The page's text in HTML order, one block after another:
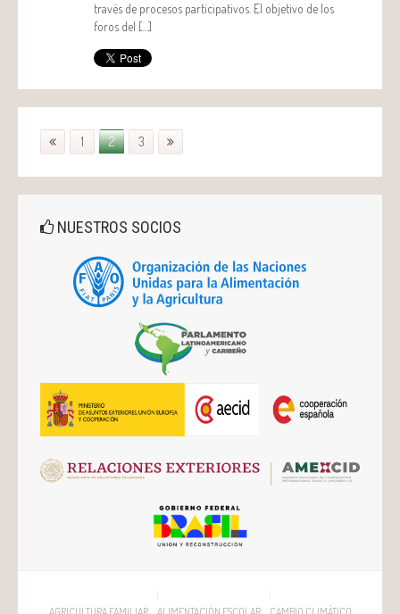
través de procesos participativos. El objetivo de los
foros del […]
1 2 3
NUESTROS SOCIOS